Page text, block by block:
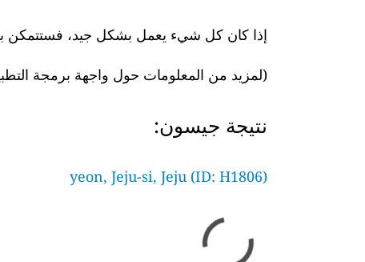
إذا كان كل شيء يعمل بشكل جيد، فستتمكن
(لمزيد من المعلومات حول واجهة برمجة
نتيجة جيسون:
yeon, Jeju-si, Jeju (ID: H1806)